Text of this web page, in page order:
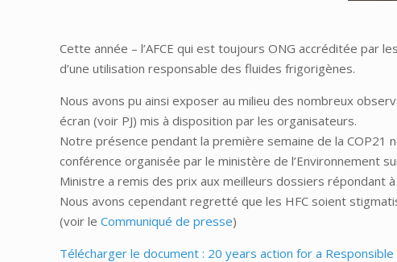
Cette année – l’AFCE qui est toujours ONG accréditée par
d’une utilisation responsable des fluides frigorigènes.
Nous avons pu ainsi exposer au milieu des nombreux
écran (voir PJ) mis à disposition par les organisateurs.
Notre présence pendant la première semaine de la
conférence organisée par le ministère de l’Environnement
Ministre a remis des prix aux meilleurs dossiers répondant
Nous avons cependant regretté que les HFC soient
(voir leCommuniqué de presse)
Télécharger le document : 20 years action for a